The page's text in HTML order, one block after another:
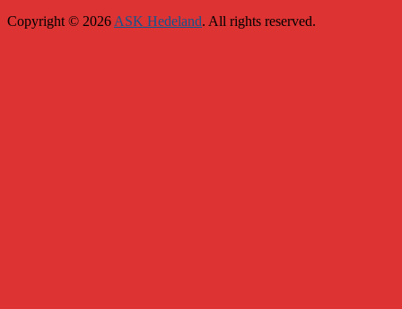
Copyright © 2026 ASK Hedeland. All rights reserved.